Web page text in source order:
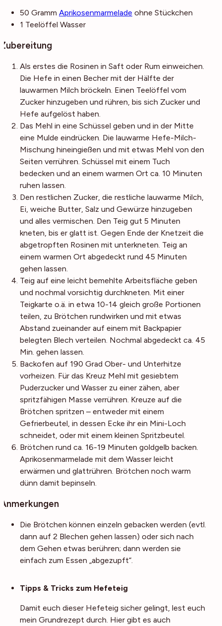
50 Gramm Aprikosenmarmelade ohne Stückchen
1 Teelöffel Wasser
Zubereitung
Als erstes die Rosinen in Saft oder Rum einweichen.
Die Hefe in einen Becher mit der Hälfte der
lauwarmen Milch bröckeln. Einen Teelöffel vom
Zucker hinzugeben und rühren, bis sich Zucker und
Hefe aufgelöst haben.
Das Mehl in eine Schüssel geben und in der Mitte
eine Mulde eindrücken. Die lauwarme Hefe-Milch-
Mischung hineingießen und mit etwas Mehl von den
Seiten verrühren. Schüssel mit einem Tuch
bedecken und an einem warmen Ort ca. 10 Minuten
ruhen lassen.
Den restlichen Zucker, die restliche lauwarme Milch,
Ei, weiche Butter, Salz und Gewürze hinzugeben
und alles vermischen. Den Teig gut 5 Minuten
kneten, bis er glatt ist. Gegen Ende der Knetzeit die
abgetropften Rosinen mit unterkneten. Teig an
einem warmen Ort abgedeckt rund 45 Minuten
gehen lassen.
Teig auf eine leicht bemehlte Arbeitsfläche geben
und nochmal vorsichtig durchkneten. Mit einer
Teigkarte o.ä. in etwa 10-14 gleich große Portionen
teilen, zu Brötchen rundwirken und mit etwas
Abstand zueinander auf einem mit Backpapier
belegten Blech verteilen. Nochmal abgedeckt ca. 45
Min. gehen lassen.
Backofen auf 190 Grad Ober- und Unterhitze
vorheizen. Für das Kreuz Mehl mit gesiebtem
Puderzucker und Wasser zu einer zähen, aber
spritzfähigen Masse verrühren. Kreuze auf die
Brötchen spritzen – entweder mit einem
Gefrierbeutel, in dessen Ecke ihr ein Mini-Loch
schneidet, oder mit einem kleinen Spritzbeutel.
Brötchen rund ca. 16-19 Minuten goldgelb backen.
Aprikosenmarmelade mit dem Wasser leicht
erwärmen und glattrühren. Brötchen noch warm
dünn damit bepinseln.
Anmerkungen
Die Brötchen können einzeln gebacken werden (evtl.
dann auf 2 Blechen gehen lassen) oder sich nach
dem Gehen etwas berühren; dann werden sie
einfach zum Essen „abgezupft“.
Tipps & Tricks zum Hefeteig
Damit euch dieser Hefeteig sicher gelingt, lest euch
mein Grundrezept durch. Hier gibt es auch